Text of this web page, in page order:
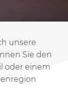
unsere
Sie den
oder einem